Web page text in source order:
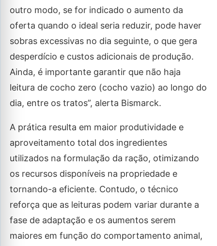
outro modo, se for indicado o aumento da
oferta quando o ideal seria reduzir, pode haver
sobras excessivas no dia seguinte, o que gera
desperdício e custos adicionais de produção.
Ainda, é importante garantir que não haja
leitura de cocho zero (cocho vazio) ao longo do
dia, entre os tratos”, alerta Bismarck.
A prática resulta em maior produtividade e
aproveitamento total dos ingredientes
utilizados na formulação da ração, otimizando
os recursos disponíveis na propriedade e
tornando-a eficiente. Contudo, o técnico
reforça que as leituras podem variar durante a
fase de adaptação e os aumentos serem
maiores em função do comportamento animal,